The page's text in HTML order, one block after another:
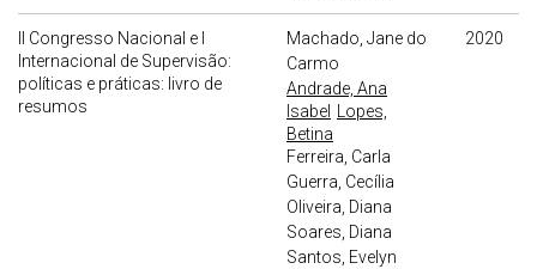
II Congresso Nacional e I
Internacional de Supervisão:
políticas e práticas: livro de
resumos
Machado, Jane do
Carmo
Andrade, Ana
Isabel
Lopes,
Betina
Ferreira, Carla
Guerra, Cecília
Oliveira, Diana
Soares, Diana
Santos, Evelyn
2020